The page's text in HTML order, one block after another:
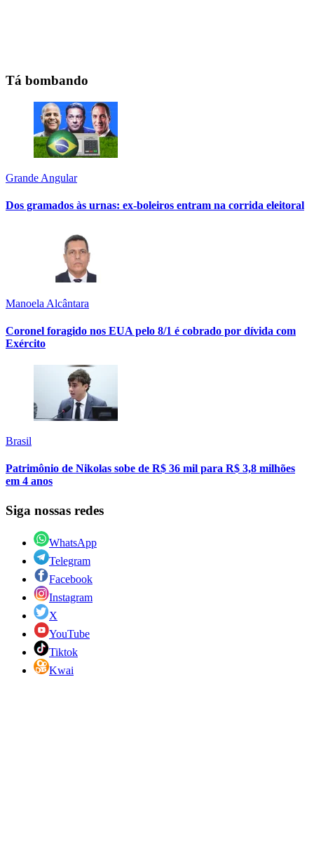
Tá bombando
Grande Angular
Dos gramados às urnas: ex-boleiros entram na corrida eleitoral
Manoela Alcântara
Coronel foragido nos EUA pelo 8/1 é cobrado por dívida com
Exército
Brasil
Patrimônio de Nikolas sobe de R$ 36 mil para R$ 3,8 milhões
em 4 anos
Siga nossas redes
WhatsApp
Telegram
Facebook
Instagram
X
YouTube
Tiktok
Kwai